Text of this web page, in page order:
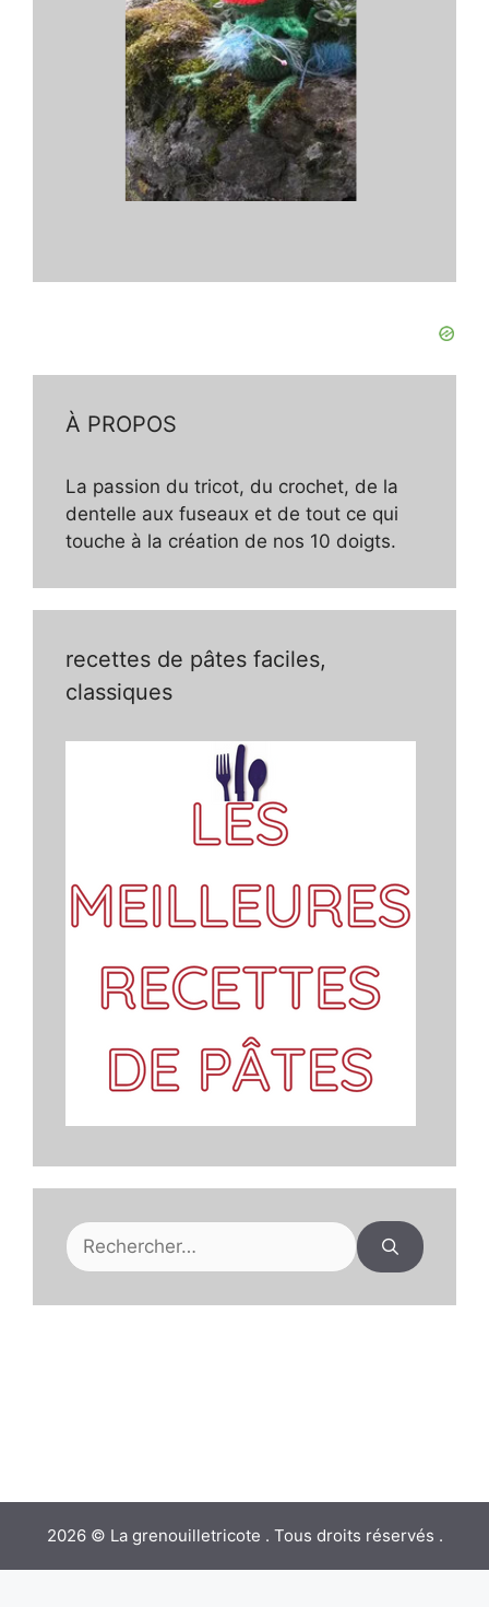
À PROPOS
La passion du tricot, du crochet, de la
dentelle aux fuseaux et de tout ce qui
touche à la création de nos 10 doigts.
recettes de pâtes faciles,
classiques
Rechercher :
2026 © La grenouilletricote . Tous droits réservés .